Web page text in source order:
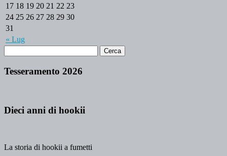
« Lug
17 18 19 20 21 22 23
24 25 26 27 28 29 30
31
Tesseramento 2026
Dieci anni di hookii
La storia di hookii a fumetti